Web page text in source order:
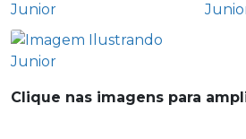
Clique nas imagens para